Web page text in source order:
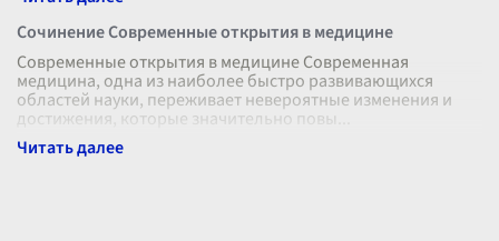
Сочинение Современные открытия в медицине
Современные открытия в медицине Современная
медицина, одна из наиболее быстро развивающихся
областей науки, переживает невероятные изменения и
достижения, которые значительно повы